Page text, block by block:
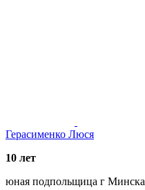
Герасименко Люся
10 лет
юная подпольщица г Минска